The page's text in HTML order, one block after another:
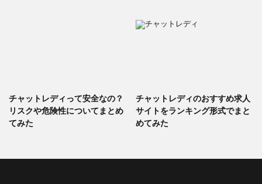
チャットレディって安全なの？
リスクや危険性についてまとめ
てみた
チャットレディのおすすめ求人
サイトをランキング形式でまと
めてみた